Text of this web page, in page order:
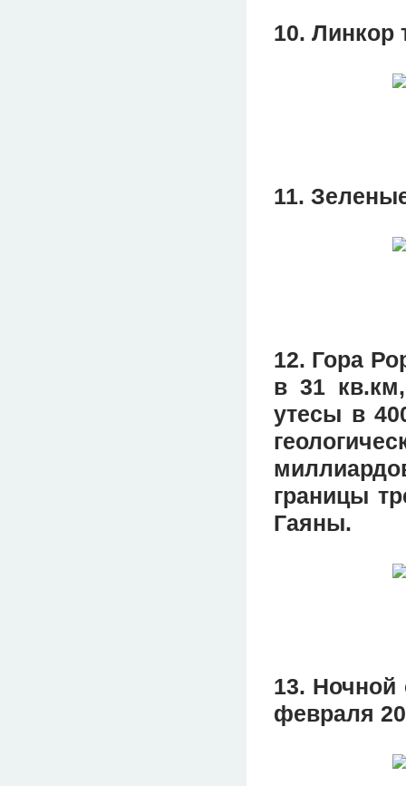
10. Линкор
11.
12. Гора
в 31
утесы в
границы
Гаяны.
13. Ночной
февраля